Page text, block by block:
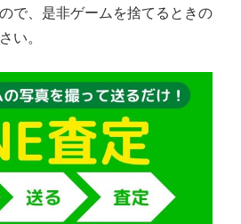
で、是非ゲームを捨てるときの
い。